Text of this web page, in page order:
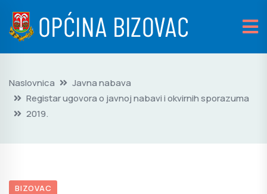
Naslovnica
Javna nabava
Registar ugovora o javnoj nabavi i okvirnih sporazuma
2019.
BIZOVAC